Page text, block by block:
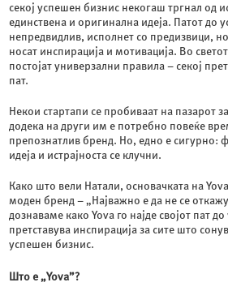
секој успешен бизнис некогаш тргнал од
единствена и оригинална идеја. Патот до
непредвидлив, исполнет со предизвици,
носат инспирација и мотивација. Во
постојат универзални правила – секој
пат.
Некои стартапи се пробиваат на пазарот
додека на други им е потребно повеќе
препознатлив бренд. Но, едно е сигурно:
идеја и истрајноста се клучни.
Како што вели Натали, основачката на
моден бренд – „Најважно е да не се
дознаваме како Yova го најде својот пат
претставува инспирација за сите што
успешен бизнис.
Што е „Yova”?